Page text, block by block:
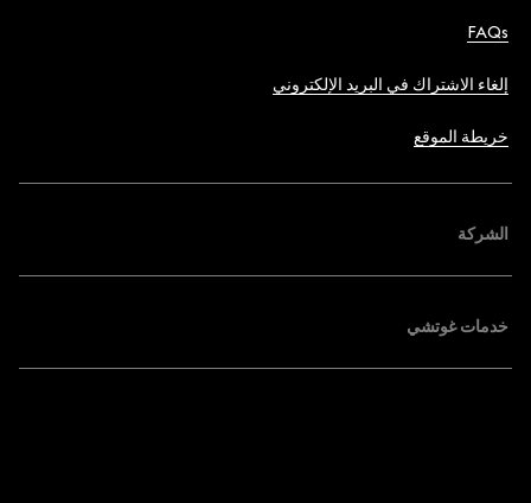
FAQs
إلغاء الاشتراك في البريد الإلكتروني
خريطة الموقع
الشركة
خدمات غوتشي